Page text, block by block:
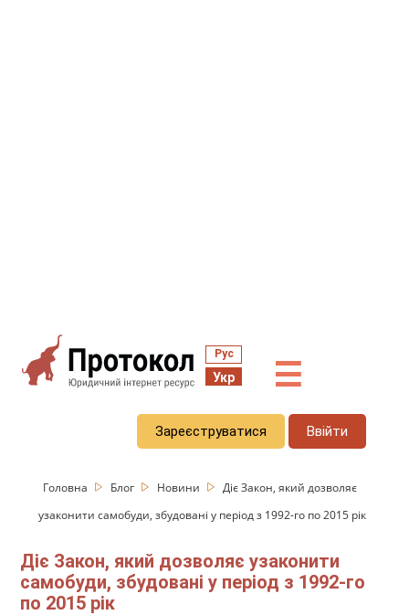
Рус
Укр ☰
Зареєструватися Ввійти
Головна Блог Новини
Діє Закон, який дозволяє
узаконити самобуди, збудовані у період з 1992-го по 2015 рік
Діє Закон, який дозволяє узаконити
самобуди, збудовані у період з 1992-го
по 2015 рік